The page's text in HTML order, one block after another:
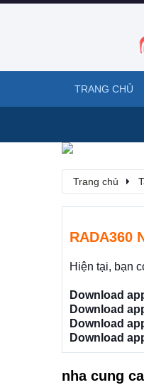
Trang chủ
RADA360
Hiện tại, bạn
Download
Download
Download
Download
nha cung
TRANG CHỦ